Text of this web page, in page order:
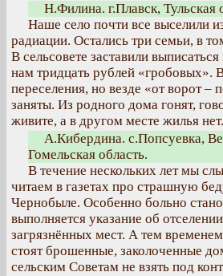
Н.Филина. г.Плавск, Тульская
Наше село почти все выселили
радиации. Остались три семьи, в
В сельсовете заставили
нам тридцать рублей «гробовых».
переселения, но везде «от ворот –
заняты. Из родного дома гонят,
живите, а в другом месте жилья нет.
А.Кибердина. с.Попсуевка,
Гомельская область.
В течение нескольких лет мы
читаем в газетах про страшную
Чернобыле. Особенно больно
выполняется указание об
загрязнённых мест. А тем
стоят брошенные, заколоченные
сельским Советам не взять под